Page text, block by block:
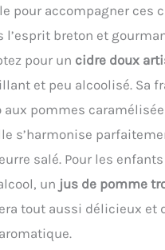
pour accompagner ces
l’esprit breton et
pour un cidre doux
et peu alcoolisé. Sa
pommes
s’harmonise
salé. Pour les
un jus de pomme
tout aussi délicieux et